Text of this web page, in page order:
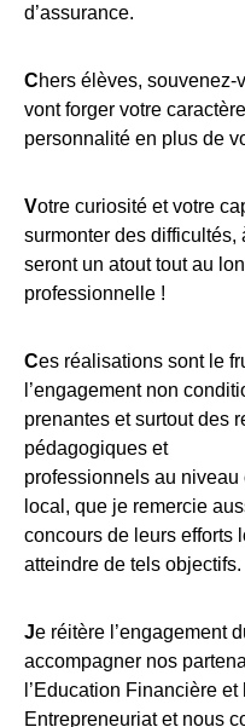
d’assurance.
Chers élèves, souvenez-
vont forger votre
personnalité en plus de
Votre curiosité et votre
surmonter des difficultés,
seront un atout tout au
professionnelle !
Ces réalisations sont le
l’engagement non
prenantes et surtout des
pédagogiques et
professionnels au
local, que je remercie
concours de leurs efforts
atteindre de tels objectifs.
Je réitère l’engagement
accompagner nos
l’Education Financière et
Entrepreneuriat et nous